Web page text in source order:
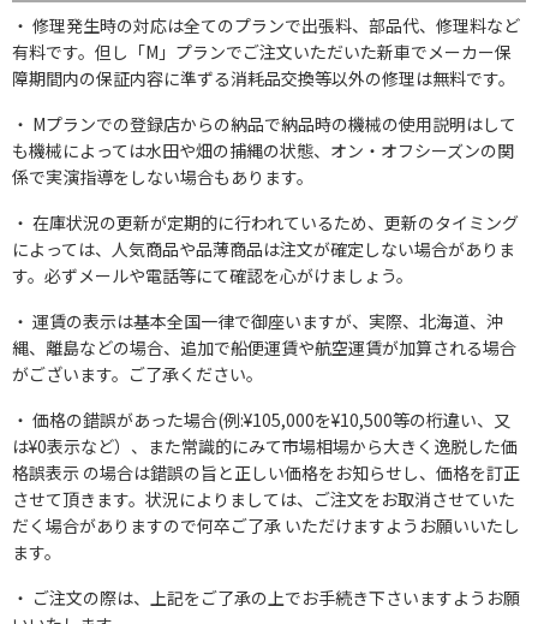
修理発生時の対応は全てのプランで出張料、部品代、修理料など
有料です。但し「M」プランでご注文いただいた新車でメーカー保
障期間内の保証内容に準ずる消耗品交換等以外の修理は無料です。
Mプランでの登録店からの納品で納品時の機械の使用説明はして
も機械によっては水田や畑の捕縄の状態、オン・オフシーズンの関
係で実演指導をしない場合もあります。
在庫状況の更新が定期的に行われているため、更新のタイミング
によっては、人気商品や品薄商品は注文が確定しない場合がありま
す。必ずメールや電話等にて確認を心がけましょう。
運賃の表示は基本全国一律で御座いますが、実際、北海道、沖
縄、離島などの場合、追加で船便運賃や航空運賃が加算される場合
がございます。ご了承ください。
価格の錯誤があった場合(例:¥105,000を¥10,500等の桁違い、又
は¥0表示など）、また常識的にみて市場相場から大きく逸脱した価
格誤表示 の場合は錯誤の旨と正しい価格をお知らせし、価格を訂正
させて頂きます。状況によりましては、ご注文をお取消させていた
だく場合がありますので何卒ご了承 いただけますようお願いいたし
ます。
ご注文の際は、上記をご了承の上でお手続き下さいますようお願